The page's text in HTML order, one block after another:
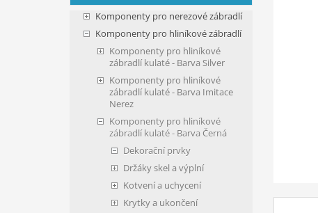
Komponenty pro nerezové zábradlí
Komponenty pro hliníkové zábradlí
Komponenty pro hliníkové
zábradlí kulaté - Barva Silver
Komponenty pro hliníkové
zábradlí kulaté - Barva Imitace
Nerez
Komponenty pro hliníkové
zábradlí kulaté - Barva Černá
Dekorační prvky
Držáky skel a výplní
Kotvení a uchycení
Krytky a ukončení